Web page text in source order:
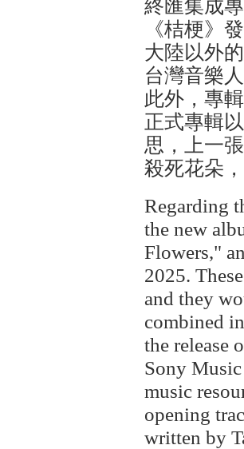
終匯集成
《桔梗》
大陸以外
台灣音樂
此外，專
正式專輯
思，上一
殺死花朵
Regarding
the new
Flowers,"
2025.
and they
combined
the release
Sony
music
opening
written by